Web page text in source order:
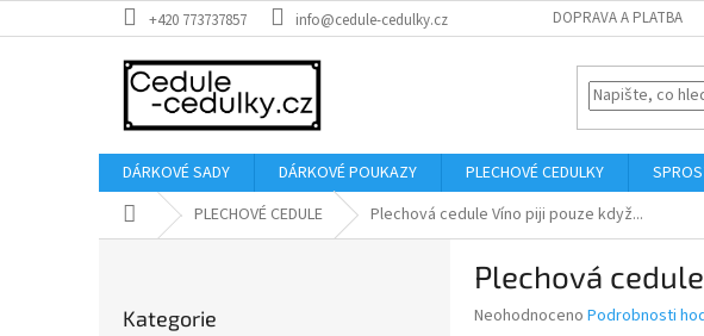
na
+420 773737857 info@cedule-cedulky.cz DOPRAVA A PLATBA
DÁRKOVÉ SADY DÁRKOVÉ POUKAZY PLECHOVÉ CEDULKY
Domů PLECHOVÉ CEDULE Plechová cedule Víno piji pouze když...
kategorie
Kategorie
Plechová
Průměrné
Neohodnoceno Podrobnosti